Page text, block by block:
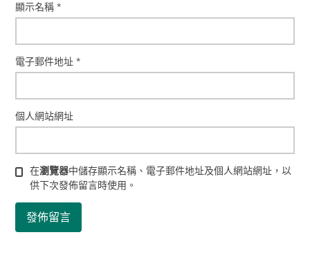
顯示名稱*
電子郵件地址*
個人網站網址
在瀏覽器中儲存顯示名稱、電子郵件地址及個人網站網址，以
供下次發佈留言時使用。